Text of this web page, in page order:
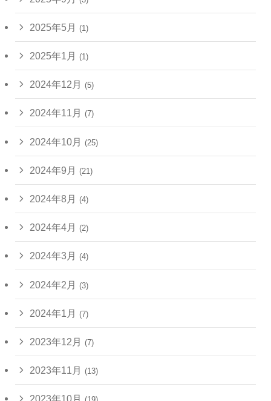
2025年5月 (1)
2025年1月 (1)
2024年12月 (5)
2024年11月 (7)
2024年10月 (25)
2024年9月 (21)
2024年8月 (4)
2024年4月 (2)
2024年3月 (4)
2024年2月 (3)
2024年1月 (7)
2023年12月 (7)
2023年11月 (13)
2023年10月